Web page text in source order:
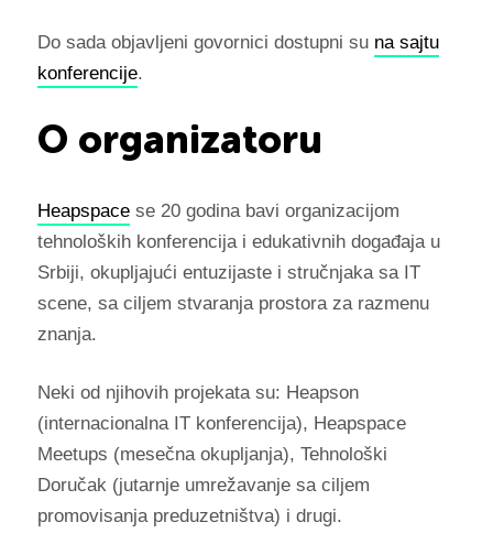
Do sada objavljeni govornici dostupni su na sajtu
konferencije.
O organizatoru
Heapspacese 20 godina bavi organizacijom
tehnoloških konferencija i edukativnih događaja u
Srbiji, okupljajući entuzijaste i stručnjaka sa IT
scene, sa ciljem stvaranja prostora za razmenu
znanja.
Neki od njihovih projekata su: Heapson
(internacionalna IT konferencija), Heapspace
Meetups (mesečna okupljanja), Tehnološki
Doručak (jutarnje umrežavanje sa ciljem
promovisanja preduzetništva) i drugi.